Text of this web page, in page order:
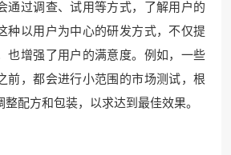
通过调查、试用等方式，了解用户的
种以用户为中心的研发方式，不仅提
也增强了用户的满意度。例如，一些
前，都会进行小范围的市场测试，根
配方和包装，以求达到最佳效果。